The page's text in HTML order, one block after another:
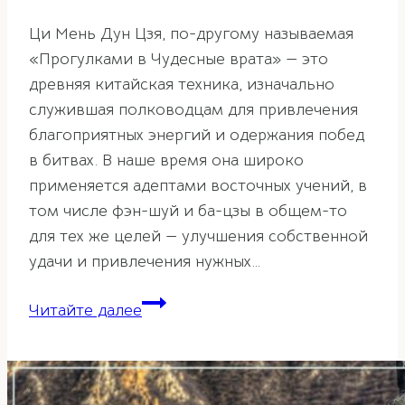
Ци Мень Дун Цзя, по-другому называемая
«Прогулками в Чудесные врата» — это
древняя китайская техника, изначально
служившая полководцам для привлечения
благоприятных энергий и одержания побед
в битвах. В наше время она широко
применяется адептами восточных учений, в
том числе фэн-шуй и ба-цзы в общем-то
для тех же целей — улучшения собственной
удачи и привлечения нужных…
Читайте далееПрогулки
врата